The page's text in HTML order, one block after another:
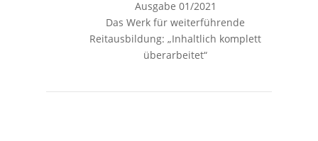
Ausgabe 01/2021
Das Werk für weiterführende
Reitausbildung: „Inhaltlich komplett
überarbeitet“